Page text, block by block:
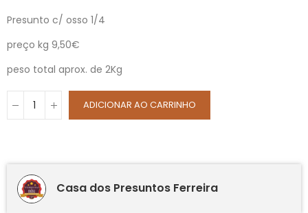
Presunto c/ osso 1/4
preço kg 9,50€
peso total aprox. de 2Kg
ADICIONAR AO CARRINHO
Casa dos Presuntos Ferreira